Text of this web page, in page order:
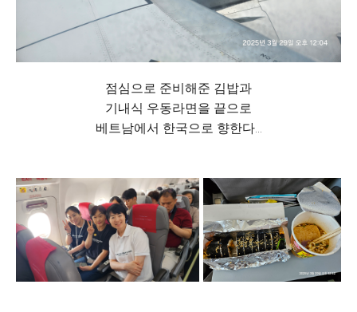
점심으로 준비해준 김밥과
기내식 우동라면을 끝으로
베트남에서 한국으로 향한다...